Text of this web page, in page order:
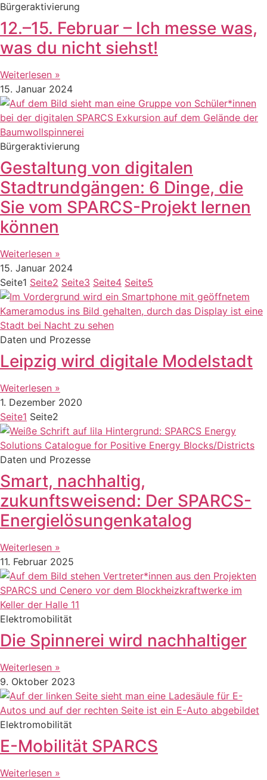
Bürgeraktivierung
12.–15. Februar – Ich messe was,
was du nicht siehst!
Weiterlesen »
15. Januar 2024
Bürgeraktivierung
Gestaltung von digitalen
Stadtrundgängen: 6 Dinge, die
Sie vom SPARCS-Projekt lernen
können
Weiterlesen »
15. Januar 2024
Seite1 Seite2 Seite3 Seite4 Seite5
Daten und Prozesse
Leipzig wird digitale Modelstadt
Weiterlesen »
1. Dezember 2020
Seite1 Seite2
Daten und Prozesse
Smart, nachhaltig,
zukunftsweisend: Der SPARCS-
Energielösungenkatalog
Weiterlesen »
11. Februar 2025
Elektromobilität
Die Spinnerei wird nachhaltiger
Weiterlesen »
9. Oktober 2023
Elektromobilität
E-Mobilität SPARCS
Weiterlesen »